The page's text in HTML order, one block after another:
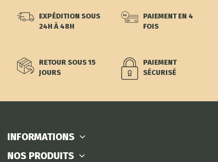
EXPÉDITION SOUS
24H À 48H
PAIEMENT EN 4
FOIS
RETOUR SOUS 15
JOURS
PAIEMENT
SÉCURISÉ
INFORMATIONS
NOS PRODUITS